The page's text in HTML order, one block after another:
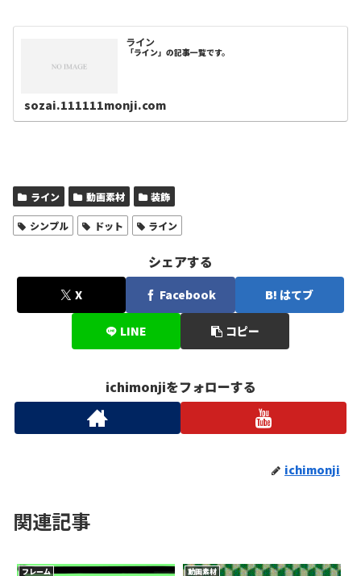
ライン
「ライン」の記事一覧です。
sozai.111111monji.com
ライン 動画素材 装飾
シンプル ドット ライン
シェアする
X Facebook はてブ
LINE コピー
ichimonjiをフォローする
ichimonji
関連記事
フレーム 動画素材